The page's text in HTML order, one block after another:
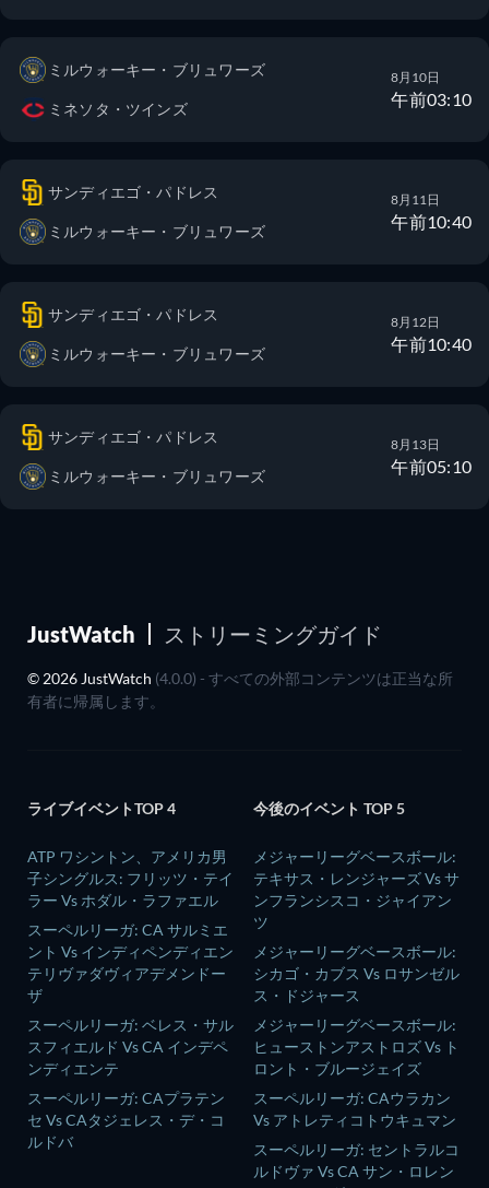
ミルウォーキー・ブリュワーズ
ミネソタ・ツインズ
8月10日
午前03:10
サンディエゴ・パドレス
ミルウォーキー・ブリュワーズ
8月11日
午前10:40
サンディエゴ・パドレス
ミルウォーキー・ブリュワーズ
8月12日
午前10:40
サンディエゴ・パドレス
ミルウォーキー・ブリュワーズ
8月13日
午前05:10
JustWatch ストリーミングガイド
© 2026 JustWatch (4.0.0) - すべての外部コンテンツは正当な所
有者に帰属します。
ライブイベントTOP 4
ATP ワシントン、アメリカ男
子シングルス: フリッツ・テイ
ラー Vs ホダル・ラファエル
スーペルリーガ: CA サルミエ
ント Vs インディペンディエン
テリヴァダヴィアデメンドー
ザ
スーペルリーガ: ベレス・サル
スフィエルド Vs CA インデペ
ンディエンテ
スーペルリーガ: CAプラテン
セ Vs CAタジェレス・デ・コ
ルドバ
今後のイベント TOP 5
メジャーリーグベースボール:
テキサス・レンジャーズ Vs サ
ンフランシスコ・ジャイアン
ツ
メジャーリーグベースボール:
シカゴ・カブス Vs ロサンゼル
ス・ドジャース
メジャーリーグベースボール:
ヒューストンアストロズ Vs ト
ロント・ブルージェイズ
スーペルリーガ: CAウラカン
Vs アトレティコトウキュマン
スーペルリーガ: セントラルコ
ルドヴァ Vs CA サン・ロレン